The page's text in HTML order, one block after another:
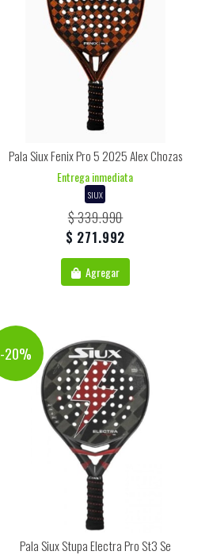
Pala Siux Fenix Pro 5 2025 Alex Chozas
Entrega inmediata
SIUX
$ 339.990
$ 271.992
Agregar
-20%
Pala Siux Stupa Electra Pro St3 Se